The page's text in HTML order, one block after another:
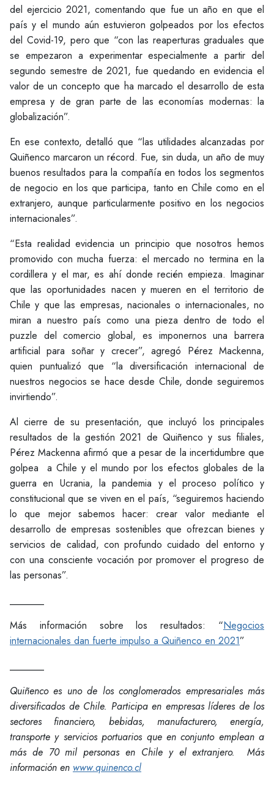
del ejercicio 2021, comentando que fue un año en que el
país y el mundo aún estuvieron golpeados por los efectos
del Covid-19, pero que “con las reaperturas graduales que
se empezaron a experimentar especialmente a partir del
segundo semestre de 2021, fue quedando en evidencia el
valor de un concepto que ha marcado el desarrollo de esta
empresa y de gran parte de las economías modernas: la
globalización”.
En ese contexto, detalló que “las utilidades alcanzadas por
Quiñenco marcaron un récord. Fue, sin duda, un año de muy
buenos resultados para la compañía en todos los segmentos
de negocio en los que participa, tanto en Chile como en el
extranjero, aunque particularmente positivo en los negocios
internacionales”.
“Esta realidad evidencia un principio que nosotros hemos
promovido con mucha fuerza: el mercado no termina en la
cordillera y el mar, es ahí donde recién empieza. Imaginar
que las oportunidades nacen y mueren en el territorio de
Chile y que las empresas, nacionales o internacionales, no
miran a nuestro país como una pieza dentro de todo el
puzzle del comercio global, es imponernos una barrera
artificial para soñar y crecer”, agregó Pérez Mackenna,
quien puntualizó que “la diversificación internacional de
nuestros negocios se hace desde Chile, donde seguiremos
invirtiendo”.
Al cierre de su presentación, que incluyó los principales
resultados de la gestión 2021 de Quiñenco y sus filiales,
Pérez Mackenna afirmó que a pesar de la incertidumbre que
golpea a Chile y el mundo por los efectos globales de la
guerra en Ucrania, la pandemia y el proceso político y
constitucional que se viven en el país, “seguiremos haciendo
lo que mejor sabemos hacer: crear valor mediante el
desarrollo de empresas sostenibles que ofrezcan bienes y
servicios de calidad, con profundo cuidado del entorno y
con una consciente vocación por promover el progreso de
las personas”.
Más información sobre los resultados: “Negocios
internacionales dan fuerte impulso a Quiñenco en 2021”
Quiñenco es uno de los conglomerados empresariales más
diversificados de Chile. Participa en empresas líderes de los
sectores financiero, bebidas, manufacturero, energía,
transporte y servicios portuarios que en conjunto emplean a
más de 70 mil personas en Chile y el extranjero. Más
información en www.quinenco.cl